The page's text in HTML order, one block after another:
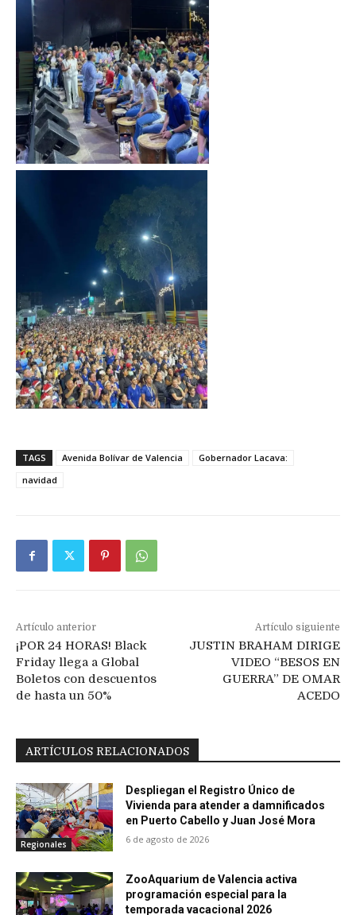
TAGS Avenida Bolívar de Valencia
Gobernador Lacava:
navidad
Artículo anterior
¡POR 24 HORAS! Black
Friday llega a Global
Boletos con descuentos
de hasta un 50%
Artículo siguiente
JUSTIN BRAHAM DIRIGE
VIDEO “BESOS EN
GUERRA” DE OMAR
ACEDO
ARTÍCULOS RELACIONADOS
Regionales
Despliegan el Registro Único de
Vivienda para atender a damnificados
en Puerto Cabello y Juan José Mora
6 de agosto de 2026
ZooAquarium de Valencia activa
programación especial para la
temporada vacacional 2026